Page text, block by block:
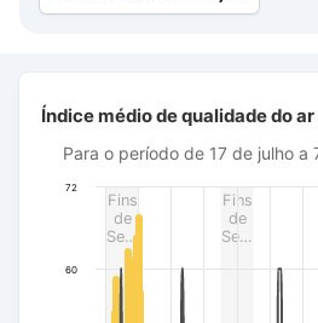
Combination chart with 3 data
Para o período de 17 de julho a 7
The chart has 1 X axis
The chart has 3 Y axesFins
de
Se…
Fins
de
Se…
Índice médio de qualidade do
Para o período de 17 de julho
60
72